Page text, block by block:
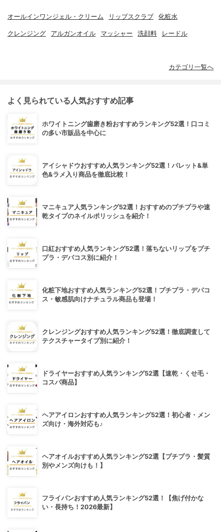
オールインワンジェル・クリーム リップスクラブ 化粧水
クレンジング アルガンオイル マッシャー 洗顔料 レードル
カテゴリ一覧へ
よく見られている人気おすすめ記事
ホワイトニング歯磨き粉おすすめランキング52選！口コミ
の多い市販品を中心に
アイシャドウおすすめ人気ランキング52選！パレット&単
色&ラメ入り商品を徹底比較！
マニキュア人気ランキング52選！おすすめのプチプラや速
乾タイプのネイルポリッシュを紹介！
口紅おすすめ人気ランキング52選！落ちないリップをプチ
プラ・デパコス別に紹介！
化粧下地おすすめ人気ランキング52選！プチプラ・デパコ
ス・敏感肌向けナチュラル商品も登場！
クレンジングおすすめ人気ランキング52選！徹底調査して
テクスチャータイプ別に紹介！
ドライヤーおすすめ人気ランキング52選【速乾・くせ毛・
コスパ商品】
ヘアアイロンおすすめ人気ランキング52選！初心者・メン
ズ向け・海外対応も♪
ヘアオイルおすすめ人気ランキング52選【プチプラ・髪質
別やメンズ向けも！】
フライパンおすすめ人気ランキング52選！【焦げ付かな
い・長持ち！2026最新】